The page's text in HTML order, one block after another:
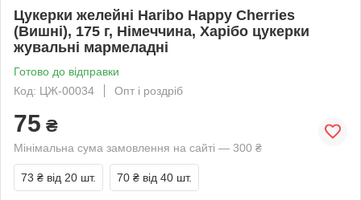
Цукерки желейні Haribo Happy Cherries
(Вишні), 175 г, Німеччина, Харібо цукерки
жувальні мармеладні
Готово до відправки
Код: ЦЖ-00034
Опт і роздріб
75 ₴
Мінімальна сума замовлення на сайті — 300 ₴
73 ₴ від 20 шт. 70 ₴ від 40 шт.